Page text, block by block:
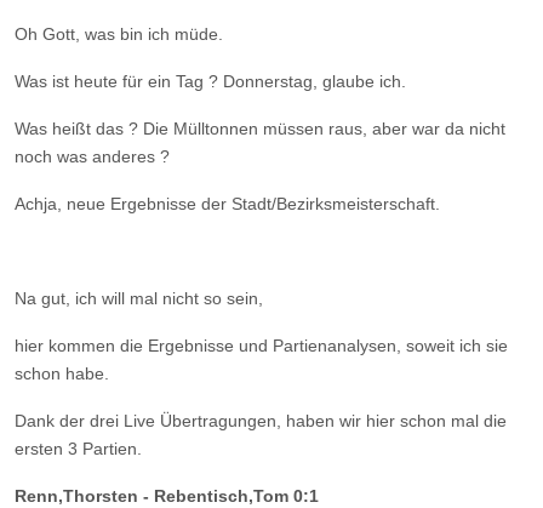
Oh Gott, was bin ich müde.
Was ist heute für ein Tag ? Donnerstag, glaube ich.
Was heißt das ? Die Mülltonnen müssen raus, aber war da nicht
noch was anderes ?
Achja, neue Ergebnisse der Stadt/Bezirksmeisterschaft.
Na gut, ich will mal nicht so sein,
hier kommen die Ergebnisse und Partienanalysen, soweit ich sie
schon habe.
Dank der drei Live Übertragungen, haben wir hier schon mal die
ersten 3 Partien.
Renn,Thorsten - Rebentisch,Tom 0:1